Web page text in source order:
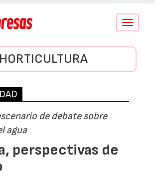
Conmutar
HORTICULTURA
de debate sobre
agua
perspectivas de